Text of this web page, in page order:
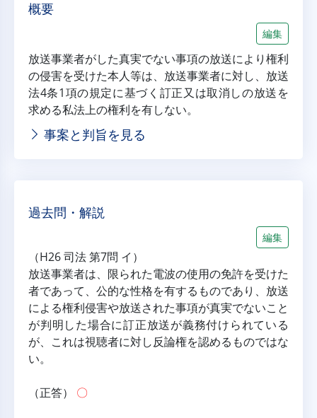
概要
編集
放送事業者がした真実でない事項の放送により権利
の侵害を受けた本人等は、放送事業者に対し、放送
法4条1項の規定に基づく訂正又は取消しの放送を
求める私法上の権利を有しない。
事案と判旨を見る
過去問・解説
編集
（H26 司法 第7問 イ）
放送事業者は、限られた電波の使用の免許を受けた
者であって、公的な性格を有するものであり、放送
による権利侵害や放送された事項が真実でないこと
が判明した場合に訂正放送が義務付けられている
が、これは視聴者に対し反論権を認めるものではな
い。
（正答） 〇